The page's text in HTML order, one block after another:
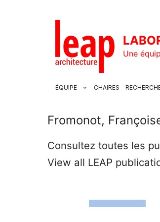
Une
ÉQUIPE CHAIRES
Fromonot,
Consultez toutes les
View all LEAP